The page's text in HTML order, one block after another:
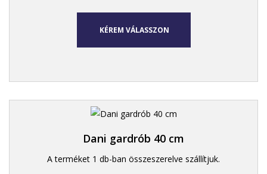
KÉREM VÁLASSZON
Dani gardrób 40 cm
A terméket 1 db-ban összeszerelve szállítjuk.